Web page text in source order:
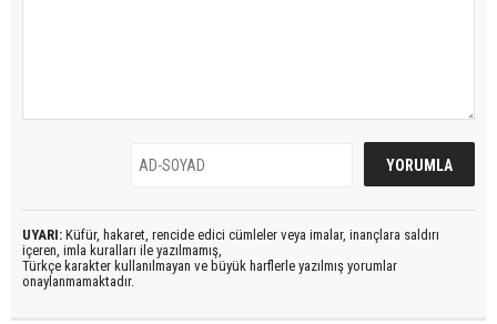
UYARI: Küfür, hakaret, rencide edici cümleler veya imalar, inançlara saldırı
içeren, imla kuralları ile yazılmamış,
Türkçe karakter kullanılmayan ve büyük harflerle yazılmış yorumlar
onaylanmamaktadır.